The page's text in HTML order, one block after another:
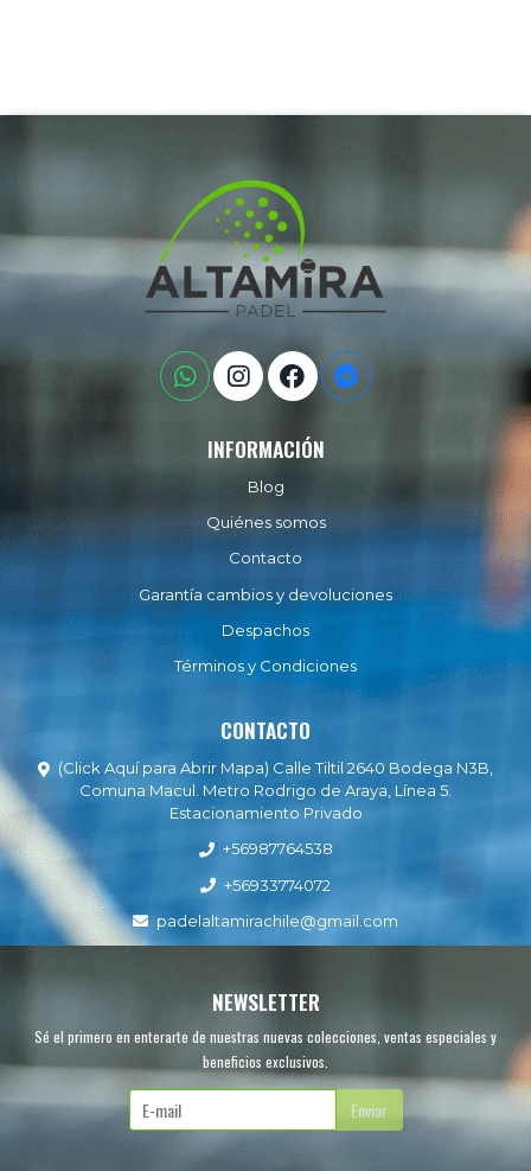
INFORMACIÓN
Blog
Quiénes somos
Contacto
Garantía cambios y devoluciones
Despachos
Términos y Condiciones
CONTACTO
(Click Aquí para Abrir Mapa) Calle Tiltil 2640 Bodega N3B,
Comuna Macul. Metro Rodrigo de Araya, Línea 5.
Estacionamiento Privado
+56987764538
+56933774072
padelaltamirachile@gmail.com
NEWSLETTER
Sé el primero en enterarte de nuestras nuevas colecciones, ventas especiales y
beneficios exclusivos.
Enviar